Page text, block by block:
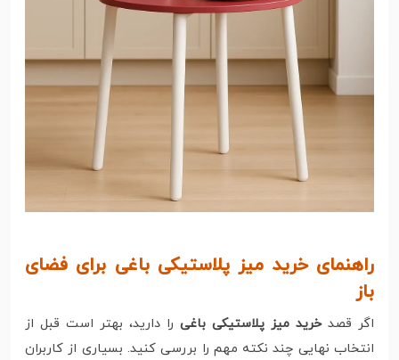
راهنمای خرید میز پلاستیکی باغی برای فضای
باز
اگر قصدخرید میز پلاستیکی باغی را دارید، بهتر است قبل از
انتخاب نهایی چند نکته مهم را بررسی کنید. بسیاری از کاربران